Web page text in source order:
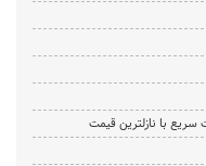
با نازلترین قیمت